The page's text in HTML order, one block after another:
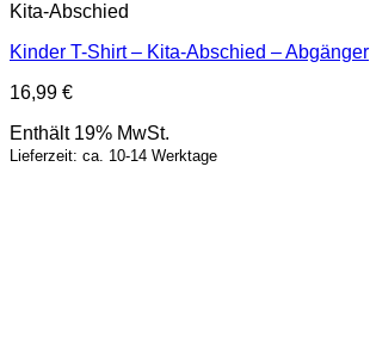
Kita-Abschied
Kinder T-Shirt – Kita-Abschied – Abgänger
16,99 €
Enthält 19% MwSt.
Lieferzeit: ca. 10-14 Werktage